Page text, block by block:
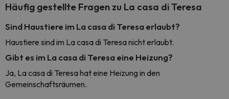
Häufig gestellte Fragen zu La casa di Teresa
Sind Haustiere im La casa di Teresa erlaubt?
Haustiere sind im La casa di Teresa nicht erlaubt.
Gibt es im La casa di Teresa eine Heizung?
Ja, La casa di Teresa hat eine Heizung in den
Gemeinschaftsräumen.